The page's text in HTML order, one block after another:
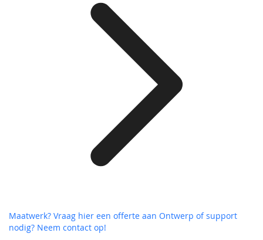
Maatwerk? Vraag hier een offerte aan Ontwerp of support
nodig? Neem contact op!